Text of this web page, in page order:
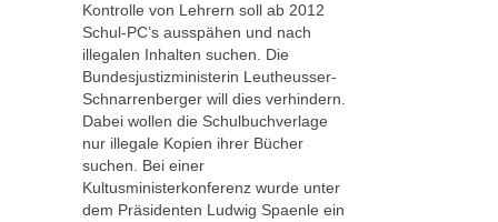
Kontrolle von Lehrern soll ab 2012
Schul-PC’s ausspähen und nach
illegalen Inhalten suchen. Die
Bundesjustizministerin Leutheusser-
Schnarrenberger will dies verhindern.
Dabei wollen die Schulbuchverlage
nur illegale Kopien ihrer Bücher
suchen. Bei einer
Kultusministerkonferenz wurde unter
dem Präsidenten Ludwig Spaenle ein